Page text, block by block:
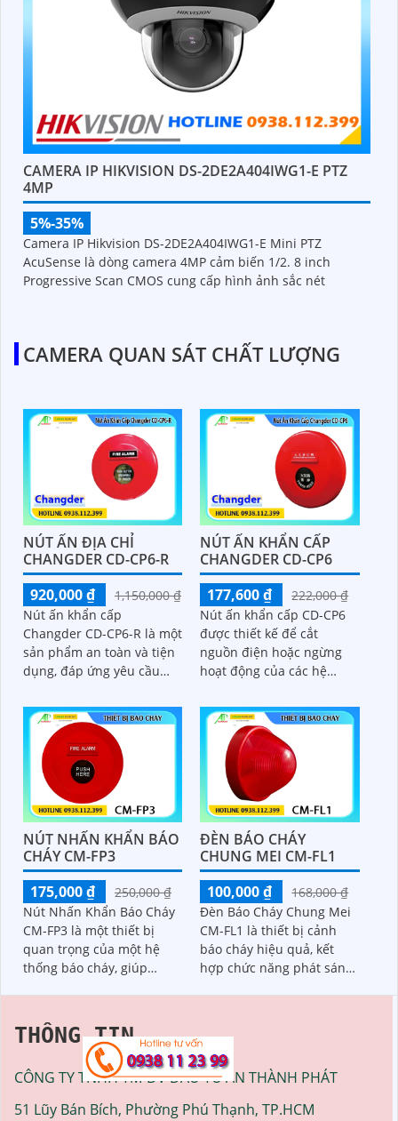
CAMERA IP HIKVISION DS-2DE2A404IWG1-E PTZ
4MP
5%-35%
Camera IP Hikvision DS-2DE2A404IWG1-E Mini PTZ
AcuSense là dòng camera 4MP cảm biến 1/2. 8 inch
Progressive Scan CMOS cung cấp hình ảnh sắc nét
CAMERA QUAN SÁT CHẤT LƯỢNG
NÚT ẤN ĐỊA CHỈ
CHANGDER CD-CP6-R
920,000 ₫
1,150,000 ₫
Nút ấn khẩn cấp
Changder CD-CP6-R là một
sản phẩm an toàn và tiện
dụng, đáp ứng yêu cầu
trường công nghiệp và
thương mại với tính năng
nổi bật độ bền cao và thiết
kế dễ sử dụng giúp đảm
bảo an toàn cho người lao
động và thiết bị trong
những tình huống khẩn
cấp.
NÚT ẤN KHẨN CẤP
CHANGDER CD-CP6
177,600 ₫
222,000 ₫
Nút ấn khẩn cấp CD-CP6
được thiết kế để cắt
nguồn điện hoặc ngừng
hoạt động của các hệ
trường hợp có sự cố hoặc
tình huống nguy hiểm Khi
có sự cố nhân viên chỉ cần
nhấn nút ấn khẩn cấp này
để nhanh chóng ngừng
hoạt động của thiết bị
giảm thiểu thiệt hại và
nguy hiểm.
NÚT NHẤN KHẨN BÁO
CHÁY CM-FP3
175,000 ₫
250,000 ₫
Nút Nhấn Khẩn Báo Cháy
CM-FP3 là một thiết bị
quan trọng của một hệ
thống báo cháy, giúp
hoặc sự cố, người dùng sẽ
nhấn trực tiếp vào nút
nhấn để cảnh báo trực
tiếp về trung tâm từ đây
ĐÈN BÁO CHÁY
CHUNG MEI CM-FL1
100,000 ₫
168,000 ₫
Đèn Báo Cháy Chung Mei
CM-FL1 là thiết bị cảnh
báo cháy hiệu quả, kết
hợp chức năng phát sáng
đặt, CM-FL1 giúp tăng
cường độ sáng trong tình
huống khẩn cấp, đảm bảo
dụng trong các tòa nhà,
THÔNG TIN
CÔNG TY TNHH TM-DV ĐẦU TƯ AN THÀNH PHÁT
51 Lũy Bán Bích, Phường Phú Thạnh, TP.HCM